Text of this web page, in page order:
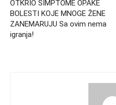
OTKRIO SIMPTOME OPAKE
BOLESTI KOJE MNOGE ŽENE
ZANEMARUJU Sa ovim nema
igranja!